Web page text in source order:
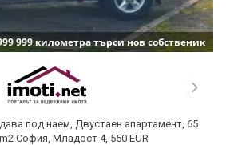
999 километра търси нов собственик
дава под наем, Двустаен апартамент, 65
m2 София, Младост 4, 550 EUR